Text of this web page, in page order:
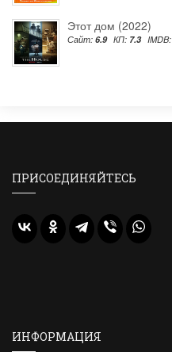
Этот дом (2022)
Сайт: 6.9 КП: 7.3 IMDB:
ПРИСОЕДИНЯЙТЕСЬ
ИНФОРМАЦИЯ